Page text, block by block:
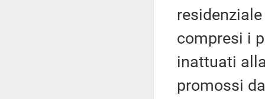
compresi i
inattuati
promossi